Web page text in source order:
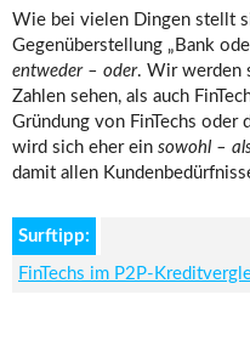
Wie bei vielen Dingen stellt
Gegenüberstellung „Bank
entweder – oder. Wir werden
Zahlen sehen, als auch
Gründung von FinTechs oder
wird sich eher ein sowohl –
damit allen
Surftipp:
FinTechs im P2P-